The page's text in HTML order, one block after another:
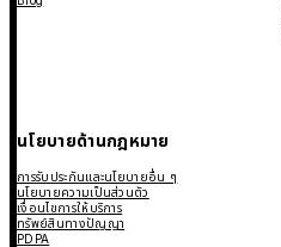
นโยบายด้านกฎหมาย
การรับประกันและนโยบายอื่น ๆ
นโยบายความเป็นส่วนตัว
เงื่อนไขการให้บริการ
ทรัพย์สินทางปัญญา
PDPA